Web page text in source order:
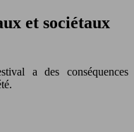
et sociétaux
a des conséquences